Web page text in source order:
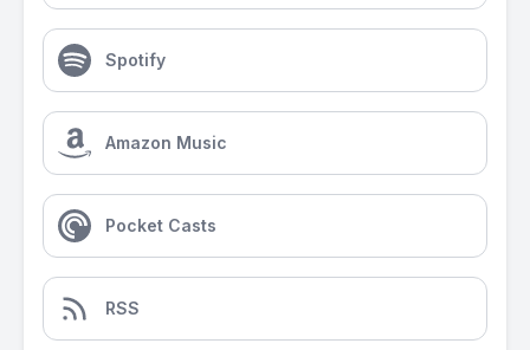
Spotify
Amazon Music
Pocket Casts
RSS